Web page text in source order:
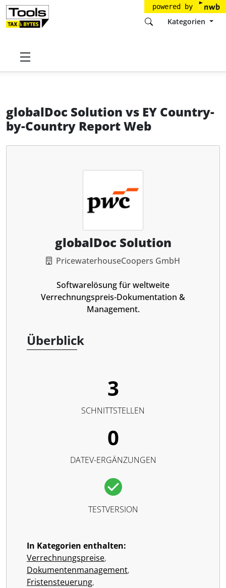
powered by
Kategorien
Startseite
globalDoc Solution vs EY Country-
by-Country Report Web
globalDoc Solution
PricewaterhouseCoopers GmbH
Softwarelösung für weltweite
Verrechnungspreis-Dokumentation &
Management.
Überblick
3
SCHNITTSTELLEN
0
DATEV-ERGÄNZUNGEN
TESTVERSION
In Kategorien enthalten:
Verrechnungspreise,
Dokumentenmanagement,
Fristensteuerung,